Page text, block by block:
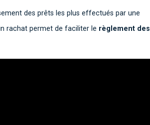
des prêts les plus effectués par une
rachat permet de faciliter le règlement des